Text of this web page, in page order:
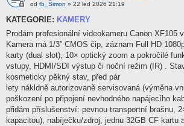
od fb_Šimon » 22 led 2026 21:19
KATEGORIE: KAMERY
Prodám profesionální videokameru Canon XF105
Kamera má 1/3” CMOS čip, záznam Full HD
karty (dual slot), 10× optický zoom a pokročilé
vstupy, HDMI/SDI výstup či noční režim (IR) .
kosmeticky pěkný stav, před pár
lety nákldně autorizovaně servisovaná (výměna
poškození po připojení nevhodného napájecího
přidám příslušenství: pevnou transportní brašnu,
kapacitou), nabíječku/zdroj, jednu 32GB CF kartu